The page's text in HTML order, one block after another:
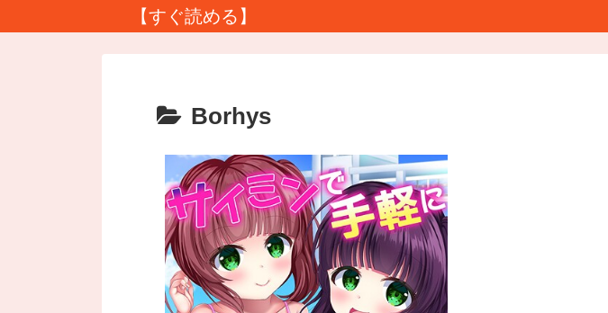
【すぐ読める】
Borhys